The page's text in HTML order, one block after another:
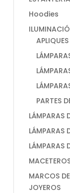
Hoodies
APLIQUES
PARTES
LÁMPARAS
LÁMPARAS
LÁMPARAS
MARCOS
JOYEROS